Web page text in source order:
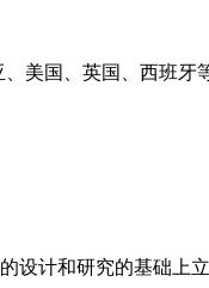
美国、英国、西班
设计和研究的基础